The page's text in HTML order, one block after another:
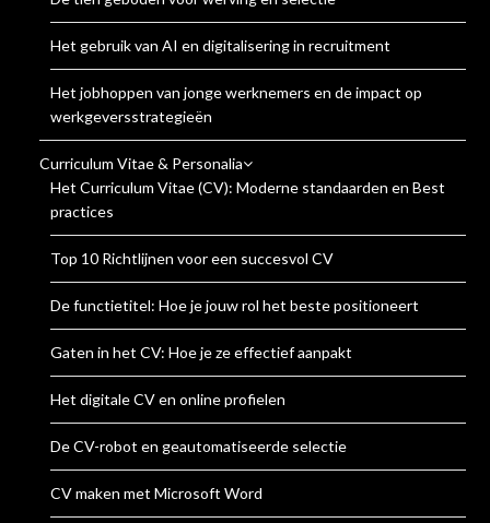
Het gebruik van AI en digitalisering in recruitment
Het jobhoppen van jonge werknemers en de impact op
werkgeversstrategieën
Curriculum Vitae & Personalia
Het Curriculum Vitae (CV): Moderne standaarden en Best
practices
Top 10 Richtlijnen voor een succesvol CV
De functietitel: Hoe je jouw rol het beste positioneert
Gaten in het CV: Hoe je ze effectief aanpakt
Het digitale CV en online profielen
De CV-robot en geautomatiseerde selectie
CV maken met Microsoft Word